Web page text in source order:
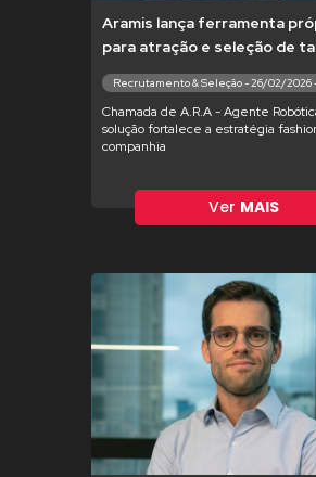
Aramis lança ferramenta
para atração e seleção de
Recrutamento & Seleção - 26/02/2026
Chamada de A.R.A - Agente
solução fortalece a estratégia
companhia
Ver MAIS